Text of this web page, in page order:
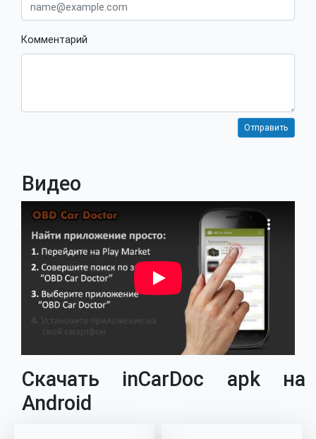
Комментарий
Видео
Скачать inCarDoc apk на
Android